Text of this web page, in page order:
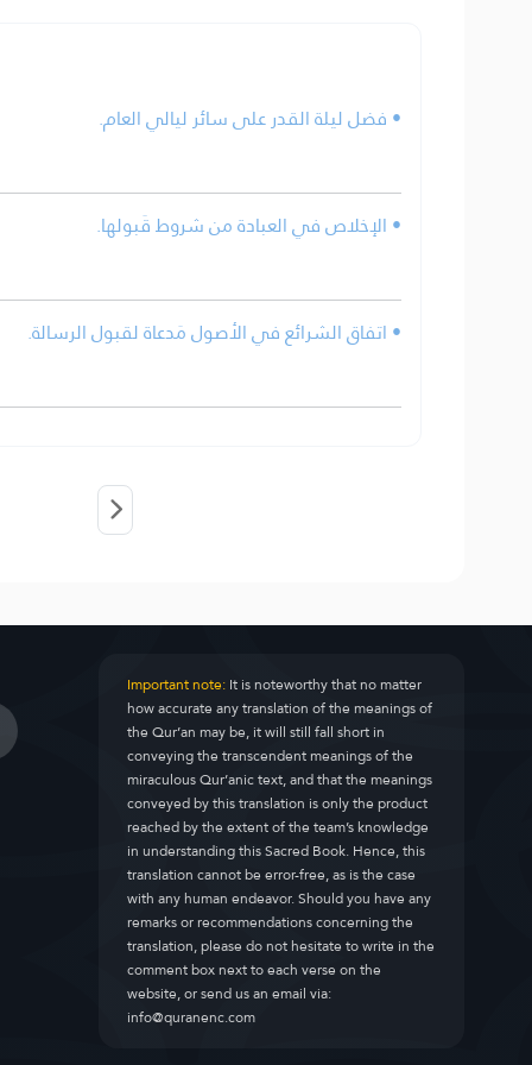
• فضل ليلة القدر على سائر ليالي العام.
• الإخلاص في العبادة من شروط قَبولها.
• اتفاق الشرائع في الأصول مَدعاة لقبول الرسالة.
Important note:It is noteworthy that no matter
how accurate any translation of the meanings of
the Qur’an may be, it will still fall short in
conveying the transcendent meanings of the
miraculous Qur’anic text, and that the meanings
conveyed by this translation is only the product
reached by the extent of the team’s knowledge
in understanding this Sacred Book. Hence, this
translation cannot be error-free, as is the case
with any human endeavor. Should you have any
remarks or recommendations concerning the
translation, please do not hesitate to write in the
comment box next to each verse on the
website, or send us an email via:
info@quranenc.com